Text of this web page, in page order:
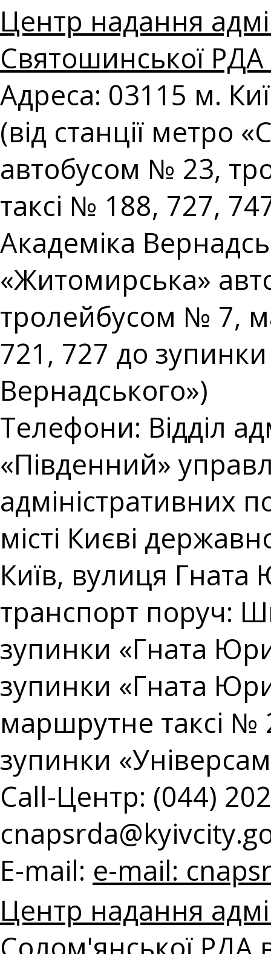
Центр надання
Святошинської РДА
Адреса: 03115 м.
(від станції метро
автобусом № 23,
таксі № 188, 727,
Академіка
«Житомирська»
тролейбусом № 7,
721, 727 до
Вернадського»)
Телефони: Відділ
«Південний»
адміністративних
місті Києві
Київ, вулиця
транспорт поруч:
зупинки «Гната
зупинки «Гната
маршрутне таксі №
зупинки
Call-Центр: (044)
E-mail: e-mail:
Центр надання